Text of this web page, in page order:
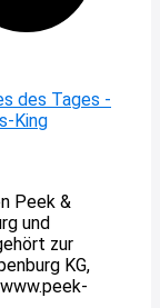
Peek &
und
zur
KG,